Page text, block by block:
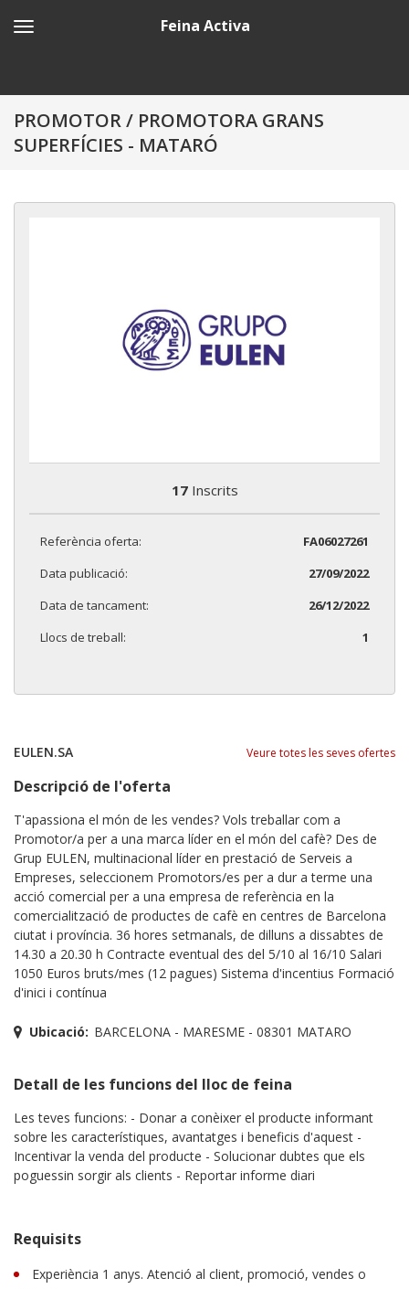
Feina Activa
PROMOTOR / PROMOTORA GRANS
SUPERFÍCIES - MATARÓ
17Inscrits
Referència oferta:
FA06027261
Data publicació:
27/09/2022
Data de tancament:
26/12/2022
Llocs de treball:
1
EULEN.SA Veure totes les seves ofertes
Descripció de l'oferta
T'apassiona el món de les vendes? Vols treballar com a
Promotor/a per a una marca líder en el món del cafè? Des de
Grup EULEN, multinacional líder en prestació de Serveis a
Empreses, seleccionem Promotors/es per a dur a terme una
acció comercial per a una empresa de referència en la
comercialització de productes de cafè en centres de Barcelona
ciutat i província. 36 hores setmanals, de dilluns a dissabtes de
14.30 a 20.30 h Contracte eventual des del 5/10 al 16/10 Salari
1050 Euros bruts/mes (12 pagues) Sistema d'incentius Formació
d'inici i contínua
Ubicació: BARCELONA - MARESME - 08301 MATARO
Detall de les funcions del lloc de feina
Les teves funcions: - Donar a conèixer el producte informant
sobre les característiques, avantatges i beneficis d'aquest -
Incentivar la venda del producte - Solucionar dubtes que els
poguessin sorgir als clients - Reportar informe diari
Requisits
Experiència 1 anys. Atenció al client, promoció, vendes o